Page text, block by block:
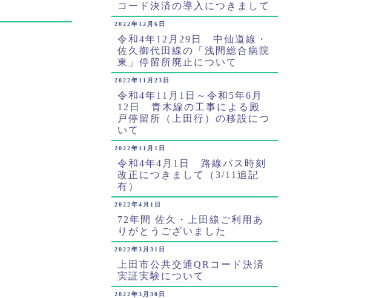
コード決済の導入につきまして
2022年12月6日
令和4年12月29日 中仙道線・
佐久御代田線の「浅間総合病院
東」停留所廃止について
2022年11月23日
令和4年11月1日～令和5年6月
12日 青木線の工事による殿
戸停留所（上田行）の移設につ
いて
2022年11月1日
令和4年4月1日 路線バス時刻
改正につきまして（3/11追記
有）
2022年4月1日
72年間 佐久・上田線ご利用あ
りがとうございました
2022年3月31日
上田市公共交通QRコード決済
実証実験について
2022年3月30日